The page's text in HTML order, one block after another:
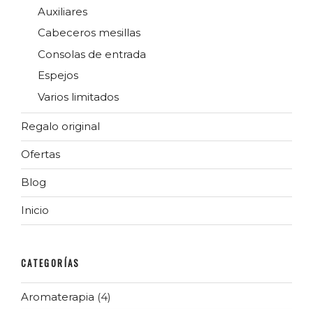
Auxiliares
Cabeceros mesillas
Consolas de entrada
Espejos
Varios limitados
Regalo original
Ofertas
Blog
Inicio
CATEGORÍAS
Aromaterapia (4)